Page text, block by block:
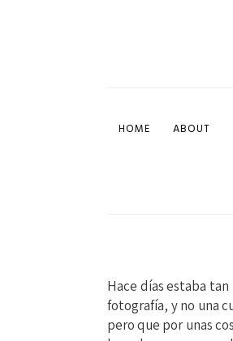
HOME ABOUT
Hace días estaba
fotografía, y no una
pero que por unas